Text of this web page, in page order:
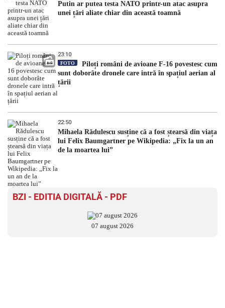
Putin ar putea testa NATO printr-un atac asupra
unei țări aliate chiar din această toamnă
23:10
FOTO
Piloți români de avioane F-16 povestesc cum
sunt doborâte dronele care intră în spațiul aerian al
țării
22:50
Mihaela Rădulescu susține că a fost ștearsă din viața
lui Felix Baumgartner pe Wikipedia: „Fix la un an
de la moartea lui”
BZI - EDITIA DIGITALĂ - PDF
07 august 2026